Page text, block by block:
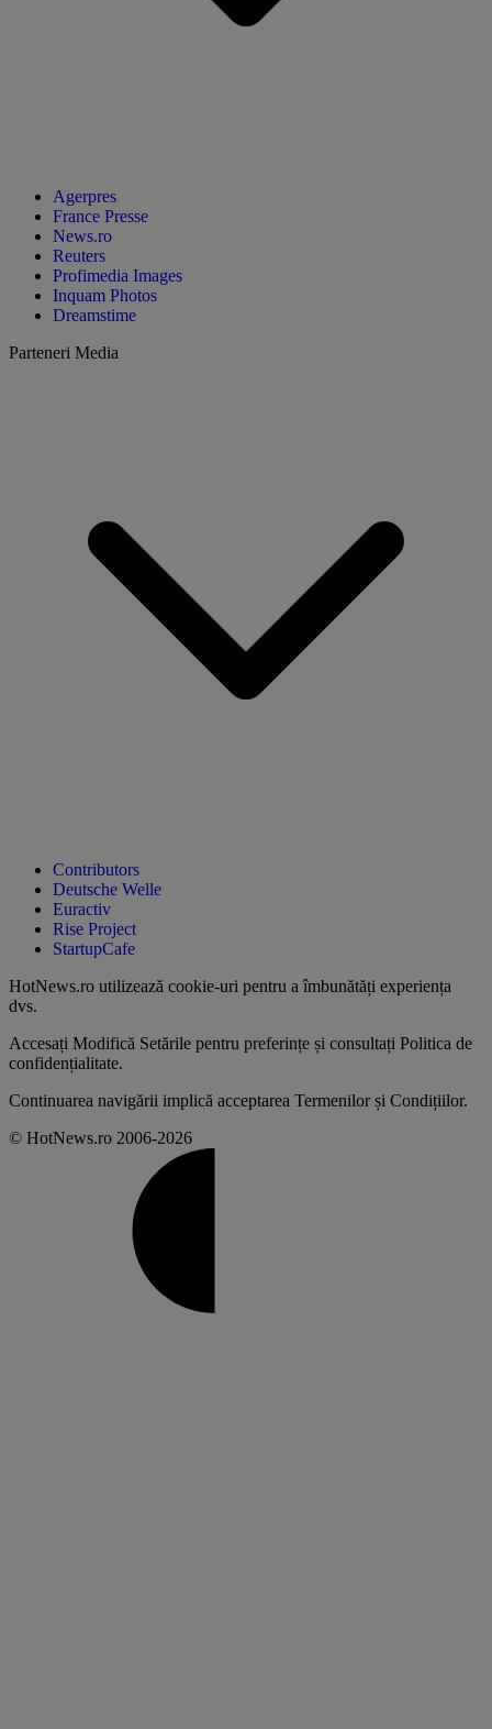
Agerpres
France Presse
News.ro
Reuters
Profimedia Images
Inquam Photos
Dreamstime
Parteneri Media
Contributors
Deutsche Welle
Euractiv
Rise Project
StartupCafe
HotNews.ro utilizează cookie-uri pentru a îmbunătăți experiența
dvs.
Accesați Modifică Setările pentru preferințe și consultați Politica de
confidențialitate.
Continuarea navigării implică acceptarea Termenilor și Condițiilor.
© HotNews.ro 2006-2026